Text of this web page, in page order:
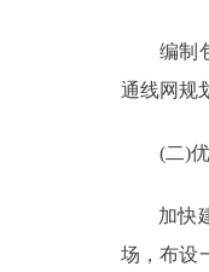
编制包
通线网规
(二)优
加快建
场，布设